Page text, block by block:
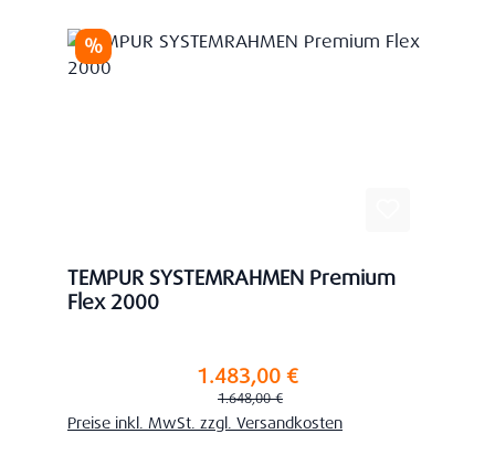
Rabatt
%
TEMPUR SYSTEMRAHMEN Premium
Flex 2000
Verkaufspreis:1.483,00 €
Regulärer Preis:
1.648,00 €
Preise inkl. MwSt. zzgl. Versandkosten